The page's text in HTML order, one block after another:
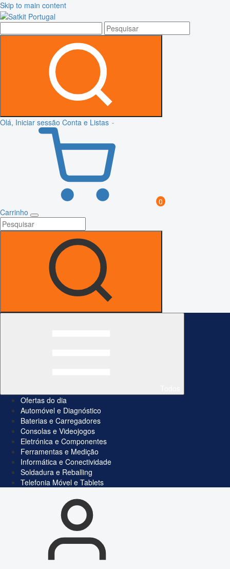
Skip to main content
Olá, Iniciar sessão Conta e Listas
0
Carrinho
Ofertas do dia
Automóvel e Diagnóstico
Baterias e Carregadores
Consolas e Videojogos
Eletrónica e Componentes
Ferramentas e Medição
Informática e Conectividade
Soldadura e Reballing
Telefonia Móvel e Tablets